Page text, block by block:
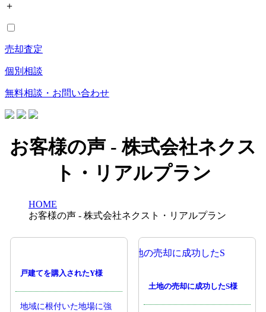
＋
売却査定
個別相談
無料相談・お問い合わせ
お客様の声 - 株式会社ネクス
ト・リアルプラン
HOME
お客様の声 - 株式会社ネクスト・リアルプラン
戸建てを購入されたY様
地域に根付いた地場に強
土地の売却に成功したS様